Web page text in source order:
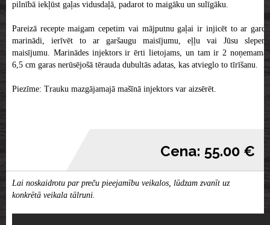
pilnībā iekļūst gaļas vidusdaļā, padarot to maigāku un sulīgāku.
Pareizā recepte maigam cepetim vai mājputnu gaļai ir injicēt to ar gardu
marinādi, ierīvēt to ar garšaugu maisījumu, eļļu vai Jūsu slepeno
maisījumu. Marinādes injektors ir ērti lietojams, un tam ir 2 noņemamas
6,5 cm garas nerūsējošā tērauda dubultās adatas, kas atvieglo to tīrīšanu.
Piezīme: Trauku mazgājamajā mašīnā injektors var aizsērēt.
Cena: 55.00 €
Lai noskaidrotu par preču pieejamību veikalos, lūdzam zvanīt uz
konkrētā veikala tālruni.